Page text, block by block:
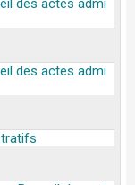
des actes admi
des actes admi